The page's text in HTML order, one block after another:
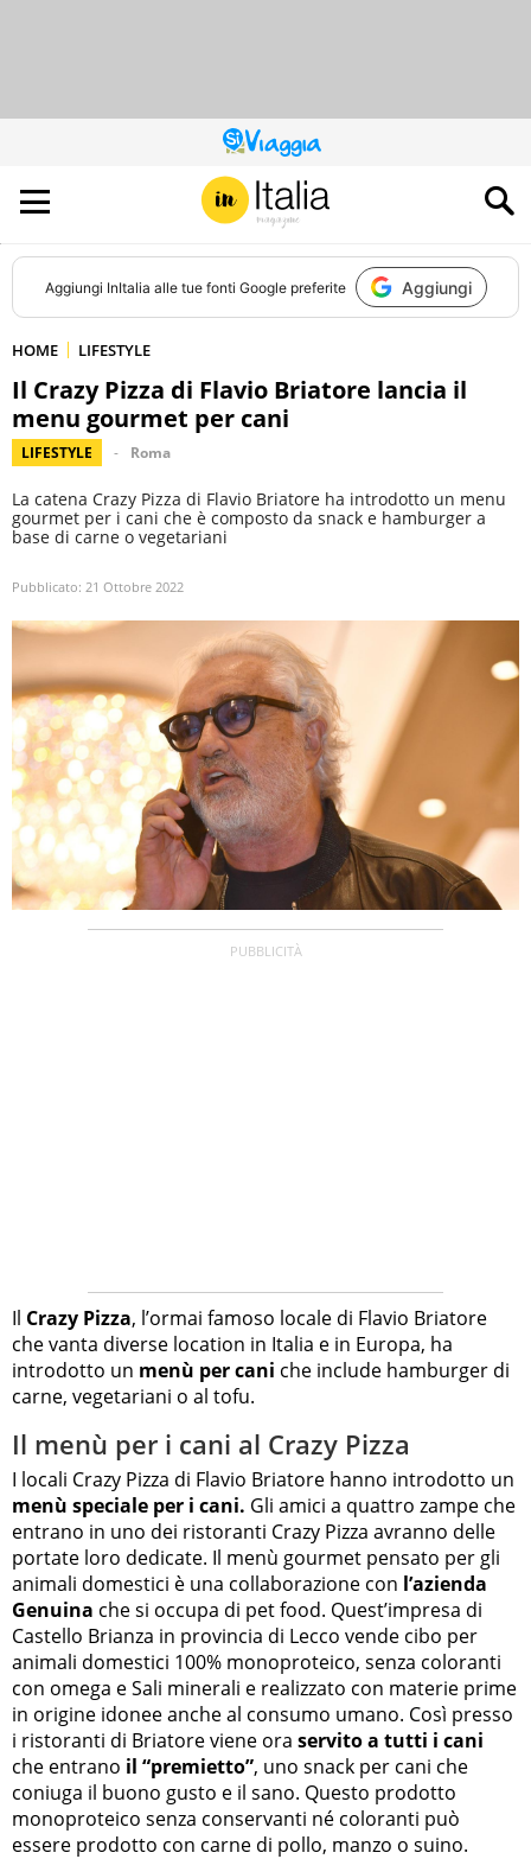
QUESTO
SITO
CONTRIBUISCE
ALL’AUDIENCE
DI
Aggiungi InItalia alle tue fonti Google preferite Aggiungi
HOME LIFESTYLE
Il Crazy Pizza di Flavio Briatore lancia il
menu gourmet per cani
LIFESTYLE Roma
La catena Crazy Pizza di Flavio Briatore ha introdotto un menu
gourmet per i cani che è composto da snack e hamburger a
base di carne o vegetariani
Pubblicato: 21 Ottobre 2022
Il Crazy Pizza, l’ormai famoso locale di Flavio Briatore
che vanta diverse location in Italia e in Europa, ha
introdotto un menù per cani che include hamburger di
carne, vegetariani o al tofu.
Il menù per i cani al Crazy Pizza
I locali Crazy Pizza di Flavio Briatore hanno introdotto un
menù speciale per i cani. Gli amici a quattro zampe che
entrano in uno dei ristoranti Crazy Pizza avranno delle
portate loro dedicate. Il menù gourmet pensato per gli
animali domestici è una collaborazione con l’azienda
Genuina che si occupa di pet food. Quest’impresa di
Castello Brianza in provincia di Lecco vende cibo per
animali domestici 100% monoproteico, senza coloranti
con omega e Sali minerali e realizzato con materie prime
in origine idonee anche al consumo umano. Così presso
i ristoranti di Briatore viene ora servito a tutti i cani
che entrano il “premietto”, uno snack per cani che
coniuga il buono gusto e il sano. Questo prodotto
monoproteico senza conservanti né coloranti può
essere prodotto con carne di pollo, manzo o suino.